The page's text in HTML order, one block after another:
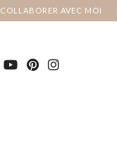
COLLABORER AVEC MOI